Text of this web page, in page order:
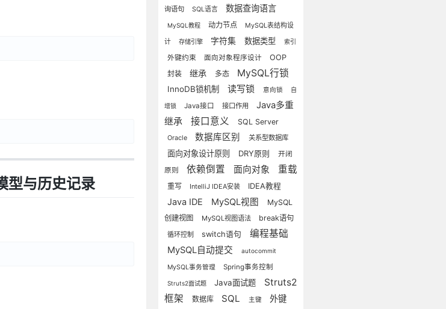
型与历史记录
询语句
SQL语言 数据查询语言
MySQL教程 动力节点
MySQL表结构设
计
存储引擎 字符集 数据类型 索引
外键约束 面向对象程序设计
OOP
封装
继承 多态 MySQL行锁
InnoDB锁机制 读写锁 意向锁 自
增锁 Java接口 接口作用
Java多重
继承
接口意义 SQL Server
Oracle 数据库区别 关系型数据库
面向对象设计原则 DRY原则
开闭
原则
依赖倒置 面向对象 重载
重写 IntelliJ IDEA安装 IDEA教程
Java IDE MySQL视图
MySQL
创建视图
MySQL视图语法 break语句
循环控制 switch语句 编程基础
MySQL自动提交 autocommit
MySQL事务管理 Spring事务控制
Struts2面试题 Java面试题
Struts2
框架
数据库 SQL 主键 外键